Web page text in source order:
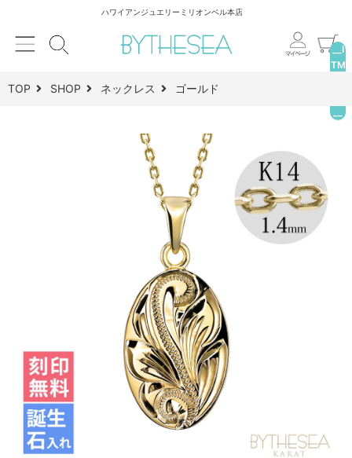
ハワイアンジュエリーミリオンベル本店
__I
TM
TOP SHOP ネックレス ゴールド